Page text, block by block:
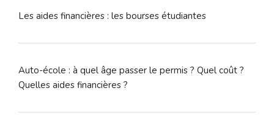
Les aides financières : les bourses étudiantes
Auto-école : à quel âge passer le permis ? Quel coût ?
Quelles aides financières ?